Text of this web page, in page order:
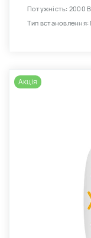
Потужність: 2000
Тип встановлення:
Акція